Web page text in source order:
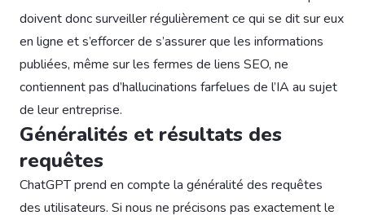
doivent donc surveiller régulièrement ce qui se dit sur eux
en ligne et s’efforcer de s’assurer que les informations
publiées, même sur les fermes de liens SEO, ne
contiennent pas d’hallucinations farfelues de l’IA au sujet
de leur entreprise.
Généralités et résultats des
requêtes
ChatGPT prend en compte la généralité des requêtes
des utilisateurs. Si nous ne précisons pas exactement le